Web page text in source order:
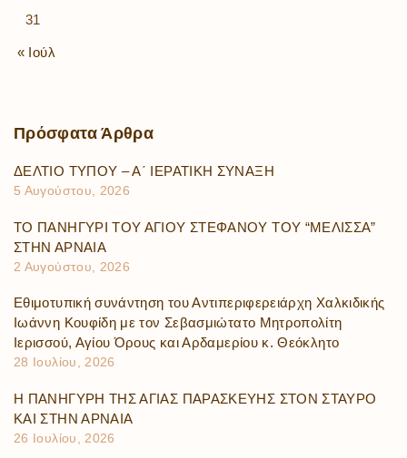
31
« Ιούλ
Πρόσφατα Άρθρα
ΔΕΛΤΙΟ ΤΥΠΟΥ – Α΄ ΙΕΡΑΤΙΚΗ ΣΥΝΑΞΗ
5 Αυγούστου, 2026
ΤΟ ΠΑΝΗΓΥΡΙ ΤΟΥ ΑΓΙΟΥ ΣΤΕΦΑΝΟΥ ΤΟΥ “ΜΕΛΙΣΣΑ”
ΣΤΗΝ ΑΡΝΑΙΑ
2 Αυγούστου, 2026
Εθιμοτυπική συνάντηση του Αντιπεριφερειάρχη Χαλκιδικής
Ιωάννη Κουφίδη με τον Σεβασμιώτατο Μητροπολίτη
Ιερισσού, Αγίου Όρους και Αρδαμερίου κ. Θεόκλητο
28 Ιουλίου, 2026
Η ΠΑΝΗΓΥΡΗ ΤΗΣ ΑΓΙΑΣ ΠΑΡΑΣΚΕΥΗΣ ΣΤΟΝ ΣΤΑΥΡΟ
ΚΑΙ ΣΤΗΝ ΑΡΝΑΙΑ
26 Ιουλίου, 2026